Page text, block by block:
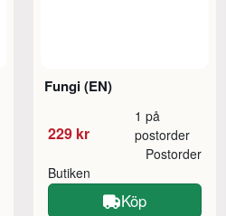
Fungi (EN)
229 kr
1 på
postorder
Butiken
Postorder
Köp